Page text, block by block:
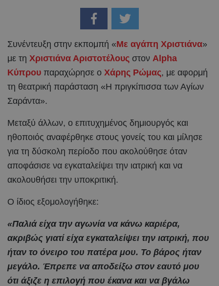
Συνέντευξη στην εκπομπή «Με αγάπη Χριστιάνα»
με τη Χριστιάνα Αριστοτέλους στον Alpha
Κύπρου παραχώρησε ο Χάρης Ρώμας, με αφορμή
τη θεατρική παράσταση «Η πριγκίπισσα των Αγίων
Σαράντα».
Μεταξύ άλλων, ο επιτυχημένος δημιουργός και
ηθοποιός αναφέρθηκε στους γονείς του και μίλησε
για τη δύσκολη περίοδο που ακολούθησε όταν
αποφάσισε να εγκαταλείψει την ιατρική και να
ακολουθήσει την υποκριτική.
Ο ίδιος εξομολογήθηκε:
«Παλιά είχα την αγωνία να κάνω καριέρα,
ακριβώς γιατί είχα εγκαταλείψει την ιατρική, που
ήταν το όνειρο του πατέρα μου. Το βάρος ήταν
μεγάλο. Έπρεπε να αποδείξω στον εαυτό μου
ότι άξιζε η επιλογή που έκανα και να βγάλω